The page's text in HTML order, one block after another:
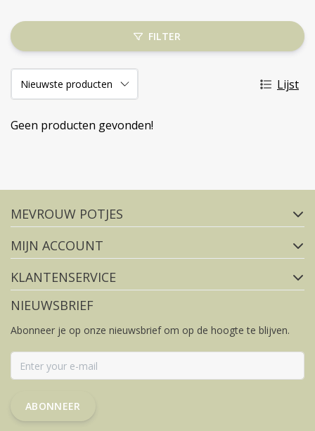
FILTER
Lijst
Geen producten gevonden!
FACEBOOK
MEVROUW POTJES
MIJN ACCOUNT
KLANTENSERVICE
NIEUWSBRIEF
Abonneer je op onze nieuwsbrief om op de hoogte te blijven.
ABONNEER